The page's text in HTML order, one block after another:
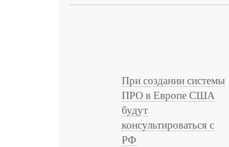
При создании системы
ПРО в Европе США
будут
консультироваться с
РФ